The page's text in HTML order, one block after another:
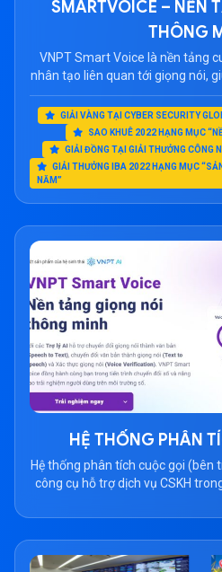
SMARTVOICE – NỀN
THÔNG
VNPT Smart Voice là nền tảng
nhân tạo liên quan tới giọng nói,
phẩm CNTT, gia tăng trải
cho khách hàng. > Xem bổ sung:
dựa trên
GIẢI VÀNG TẠI CYBER SECURITY
SAO KHUÊ 2022 HẠNG MỤC
GIẢI ĐỒNG TẠI GIẢI THƯỞNG CÔNG
GIẢI THƯỞNG IBA 2022 HẠNG MỤC
NĂM”
HỆ THỐNG PHÂN
Hệ thống phân tích cuộc gọi
công cụ hỗ trợ dịch vụ CSKH
hội thoại và đưa ra những cảnh
tích file âm